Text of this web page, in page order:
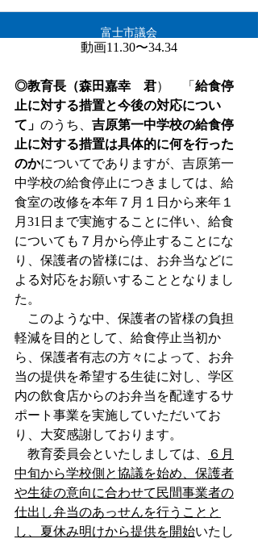
動画11.30〜34.34
◎教育長（森田嘉幸　君）　「 給食停
止に対する措置と今後の対応につい
て」 のうち、 吉原第一中学校の給食停
止に対する措置は具体的に何を行った
のかについてでありますが、吉原第一
中学校の給食停止につきましては、給
食室の改修を本年７月１日から来年１
月31日まで実施することに伴い、給食
についても７月から停止することにな
り、保護者の皆様には、お弁当などに
よる対応をお願いすることとなりまし
た。
このような中、保護者の皆様の負担
軽減を目的として、給食停止当初か
ら、保護者有志の方々によって、お弁
当の提供を希望する生徒に対し、学区
内の飲食店からのお弁当を配達するサ
ポート事業を実施していただいてお
り、大変感謝しております。
教育委員会といたしましては、
６月
中旬から学校側と協議を始め、保護者
や生徒の意向に合わせて民間事業者の
仕出し弁当のあっせんを行うことと
し、夏休み明けから提供を開始いたし